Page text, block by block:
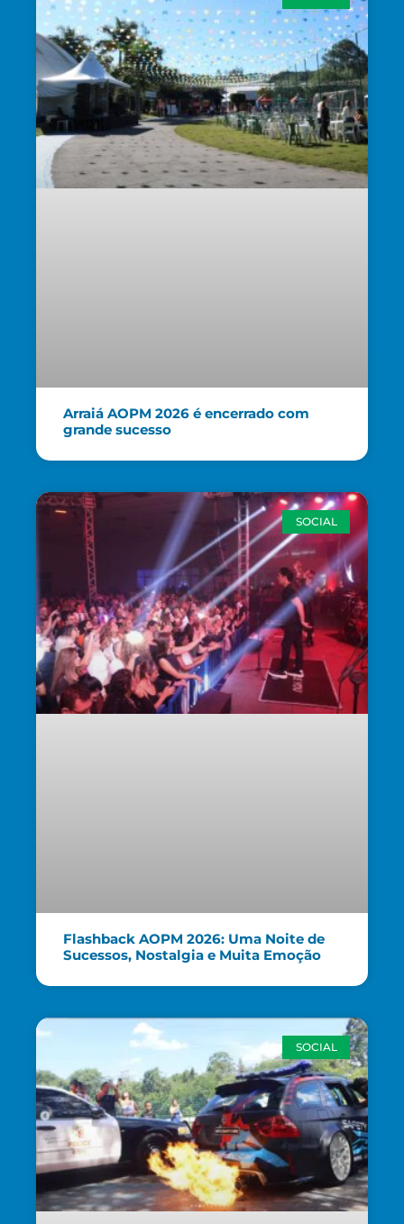
Arraiá AOPM 2026 é encerrado com
grande sucesso
SOCIAL
Flashback AOPM 2026: Uma Noite de
Sucessos, Nostalgia e Muita Emoção
SOCIAL